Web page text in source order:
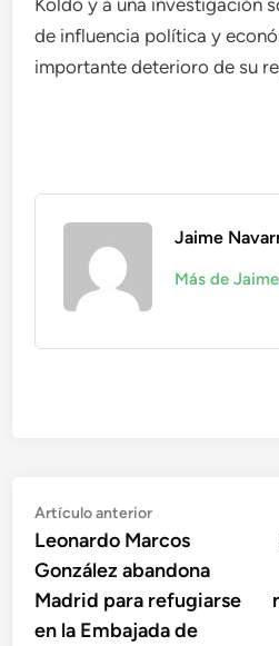
de influencia política y
importante deterioro de su
Jaime
Más de
Navegación
de
entradas
Artículo anteriorArtículo
anterior:
Leonardo Marcos
González abandona
Madrid para refugiarse
en la Embajada de